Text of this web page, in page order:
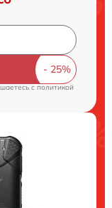
cполитикой